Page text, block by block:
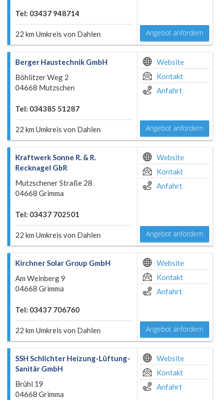
Tel: 03437 948714
22 km Umkreis von Dahlen Angebot anfordern
Berger Haustechnik GmbH
Böhlitzer Weg 2
04668 Mutzschen
Tel: 034385 51287
22 km Umkreis von Dahlen
Website
Kontakt
Anfahrt
Angebot anfordern
Kraftwerk Sonne R. & R.
Recknagel GbR
Mutzschener Straße 28
04668 Grimma
Tel: 03437 702501
22 km Umkreis von Dahlen
Website
Kontakt
Anfahrt
Angebot anfordern
Kirchner Solar Group GmbH
Am Weinberg 9
04668 Grimma
Tel: 03437 706760
22 km Umkreis von Dahlen
Website
Kontakt
Anfahrt
Angebot anfordern
SSH Schlichter Heizung-Lüftung-
Sanitär GmbH
Brühl 19
04668 Grimma
Website
Kontakt
Anfahrt